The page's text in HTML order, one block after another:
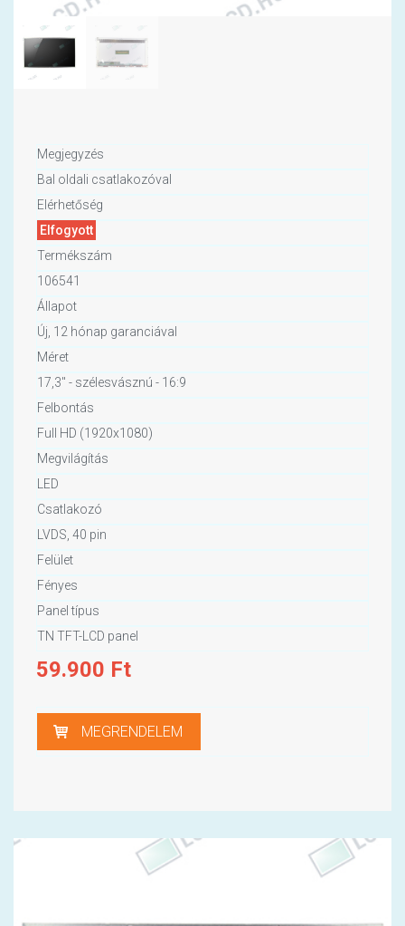
Megjegyzés
Bal oldali csatlakozóval
Elérhetőség
Elfogyott
Termékszám
106541
Állapot
Új, 12 hónap garanciával
Méret
17,3" - szélesvásznú - 16:9
Felbontás
Full HD (1920x1080)
Megvilágítás
LED
Csatlakozó
LVDS, 40 pin
Felület
Fényes
Panel típus
TN TFT-LCD panel
59.900 Ft
MEGRENDELEM